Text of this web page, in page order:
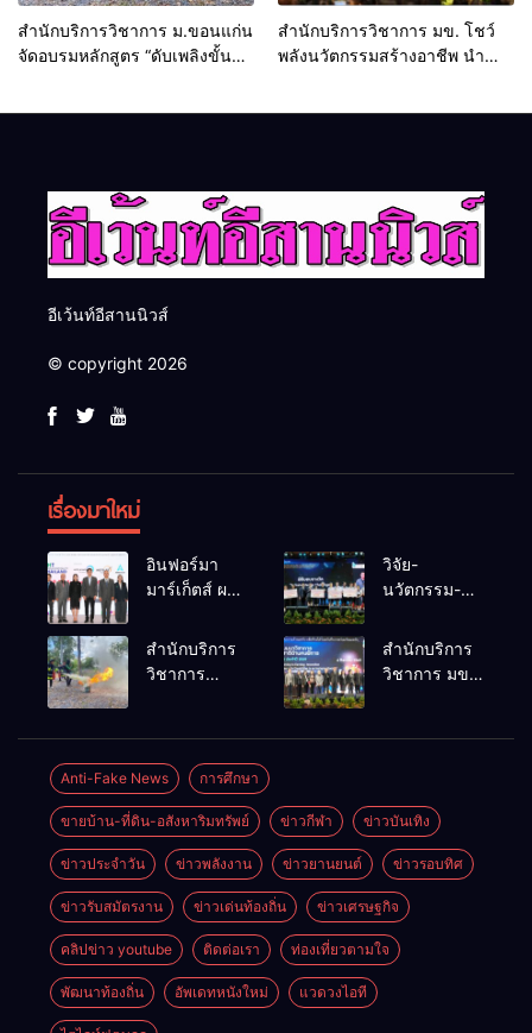
สำนักบริการวิชาการ ม.ขอนแก่น
จัดอบรมหลักสูตร “ดับเพลิงขั้น
สำนักบริการวิชาการ มข. โชว์
พลังนวัตกรรมสร้างอาชีพ นำ
อีเว้นท์อีสานนิวส์
© copyright 2026
เรื่องมาใหม่
อินฟอร์มา
มาร์เก็ตส์ ผนึก
ธุรกิจท่อง
เที่ยว-บริการ
Thailand
2026 เชื่อม 4
งานใหญ่
สร้างโอกาส
ธุรกิจครบ
วงจร ด้วยครับ
วิจัย-
นวัตกรรม-
คือโอกาสใหม่
ของคนพิการ
เศรษฐกิจ
สำนักบริการ
วิชาการ
เพลิงขั้นต้น”
ยกระดับ
ศักยภาพเจ้า
หน้าที่ท้องถิ่น
รับมืออัคคีภัย
ตามมาตรฐาน
สากล
สำนักบริการ
วิชาการ มข.
เวทีระดับชาติ
NCPD 2026
เปลี่ยน “ผ้า
เหลือ” สู่ราย
ได้ที่ยั่งยืน
Anti-Fake News การศึกษา
ขายบ้าน-ที่ดิน-อสังหาริมทรัพย์ ข่าวกีฬา ข่าวบันเทิง
ข่าวประจำวัน ข่าวพลังงาน ข่าวยานยนต์ ข่าวรอบทิศ
ข่าวรับสมัตรงาน ข่าวเด่นท้องถิ่น ข่าวเศรษฐกิจ
คลิปข่าว youtube ติดต่อเรา ท่องเที่ยวตามใจ
พัฒนาท้องถิ่น อัพเดทหนังใหม่ แวดวงไอที